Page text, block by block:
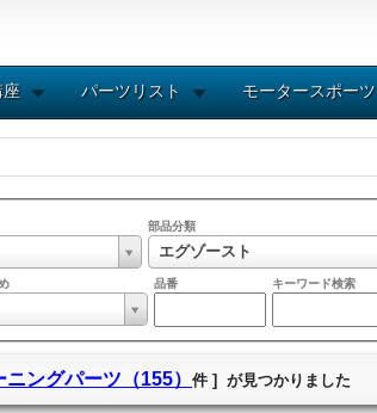
座 パーツリスト モータースポーツ
部品分類
エグゾースト
品番 キーワード検索
ニングパーツ（155） 件 ] が見つかりました